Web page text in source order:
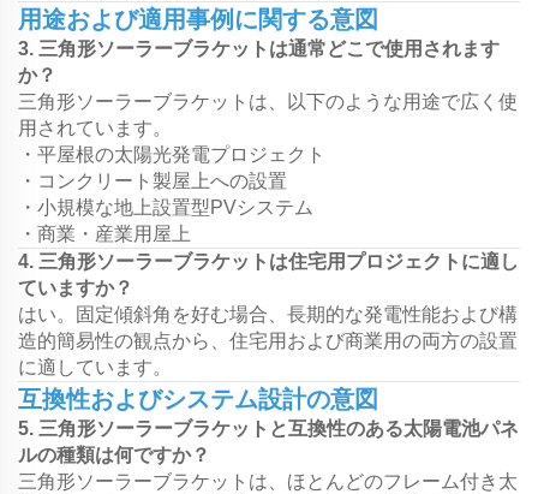
用途および適用事例に関する意図
3. 三角形ソーラーブラケットは通常どこで使用されます
か？
三角形ソーラーブラケットは、以下のような用途で広く使
用されています。
・平屋根の太陽光発電プロジェクト
・コンクリート製屋上への設置
・小規模な地上設置型PVシステム
・商業・産業用屋上
4. 三角形ソーラーブラケットは住宅用プロジェクトに適し
ていますか？
はい。固定傾斜角を好む場合、長期的な発電性能および構
造的簡易性の観点から、住宅用および商業用の両方の設置
に適しています。
互換性およびシステム設計の意図
5. 三角形ソーラーブラケットと互換性のある太陽電池パネ
ルの種類は何ですか？
三角形ソーラーブラケットは、ほとんどのフレーム付き太